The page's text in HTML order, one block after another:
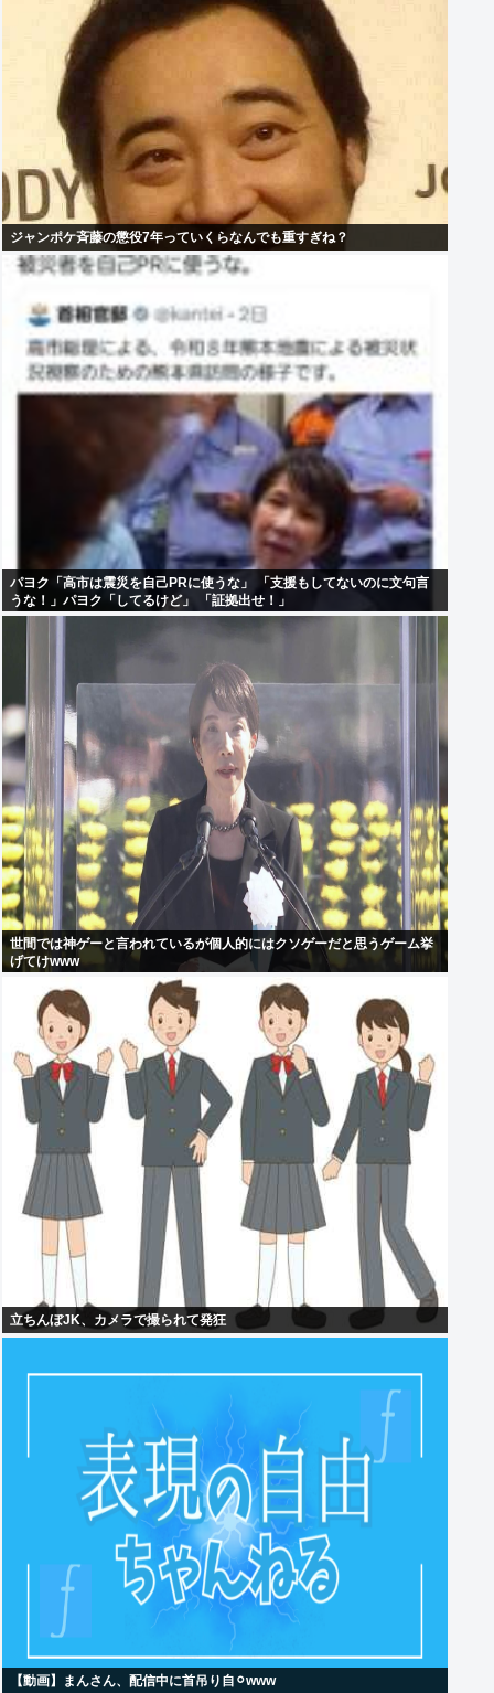
ジャンポケ斉藤の懲役7年っていくらなんでも重すぎね？
パヨク「高市は震災を自己PRに使うな」 「支援もしてないのに文句言
うな！」パヨク「してるけど」 「証拠出せ！」
世間では神ゲーと言われているが個人的にはクソゲーだと思うゲーム挙
げてけwww
立ちんぼJK、カメラで撮られて発狂
【動画】まんさん、配信中に首吊り自⚪︎www